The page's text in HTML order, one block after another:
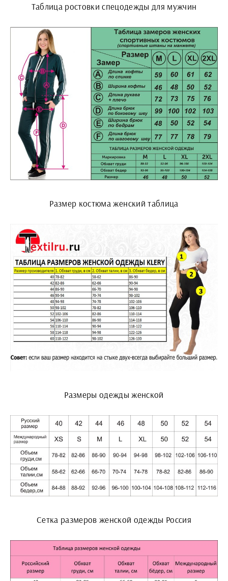
Таблица ростовки спецодежды для мужчин
Размер костюма женский таблица
Размеры одежды женской
Сетка размеров женской одежды Россия